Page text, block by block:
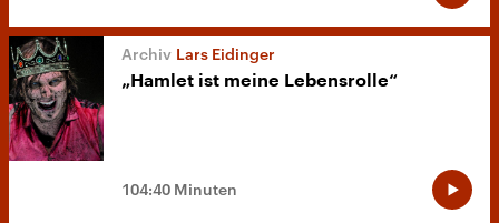
Lars Eidinger
„Hamlet ist meine Lebensrolle“
104:40 Minuten